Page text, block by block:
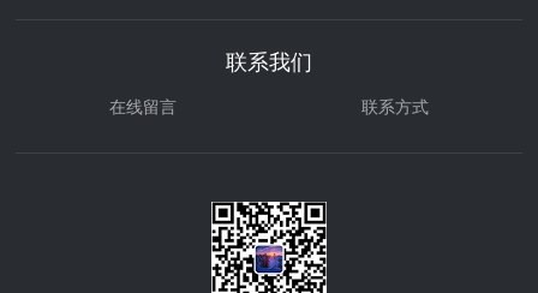
联系我们
在线留言 联系方式